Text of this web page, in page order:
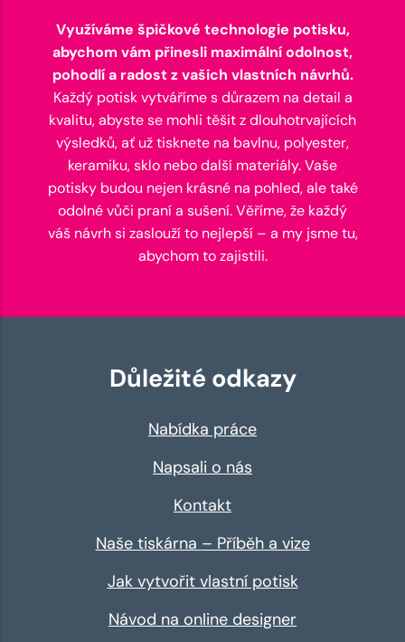
Využíváme špičkové technologie potisku,
abychom vám přinesli maximální odolnost,
pohodlí a radost z vašich vlastních návrhů.
Každý potisk vytváříme s důrazem na detail a
kvalitu, abyste se mohli těšit z dlouhotrvajících
výsledků, ať už tisknete na bavlnu, polyester,
keramiku, sklo nebo další materiály. Vaše
potisky budou nejen krásné na pohled, ale také
odolné vůči praní a sušení. Věříme, že každý
váš návrh si zaslouží to nejlepší – a my jsme tu,
abychom to zajistili.
Důležité odkazy
Nabídka práce
Napsali o nás
Kontakt
Naše tiskárna – Příběh a vize
Jak vytvořit vlastní potisk
Návod na online designer